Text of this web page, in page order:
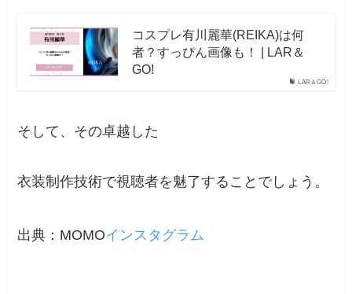
LAR＆GO!
コスプレ有川麗華(REIKA)は何
者？すっぴん画像も！ | LAR＆
GO!
そして、その卓越した
衣装制作技術で視聴者を魅了することでしょう。
出典：MOMOインスタグラム